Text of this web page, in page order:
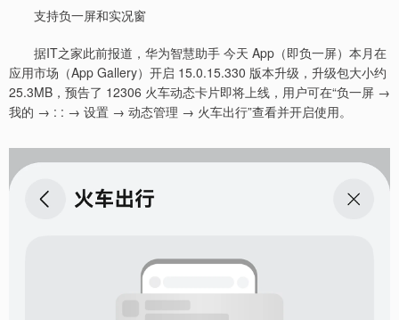
支持负一屏和实况窗
据IT之家此前报道，华为智慧助手 今天 App（即负一屏）本月在
应用市场（App Gallery）开启 15.0.15.330 版本升级，升级包大小约
25.3MB，预告了 12306 火车动态卡片即将上线，用户可在“负一屏 →
我的 → : : → 设置 → 动态管理 → 火车出行”查看并开启使用。